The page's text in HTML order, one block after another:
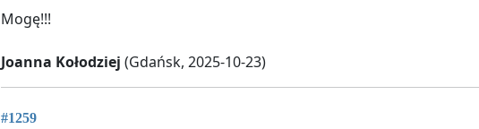
Mogę!!!
Joanna Kołodziej (Gdańsk, 2025-10-23)
#1259